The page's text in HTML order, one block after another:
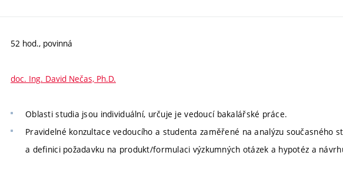
52 hod., povinná
doc. Ing. David Nečas, Ph.D.
Oblasti studia jsou individuální, určuje je vedoucí bakalářské práce.
Pravidelné konzultace vedoucího a studenta zaměřené na analýzu současného
a definici požadavku na produkt/formulaci výzkumných otázek a hypotéz a